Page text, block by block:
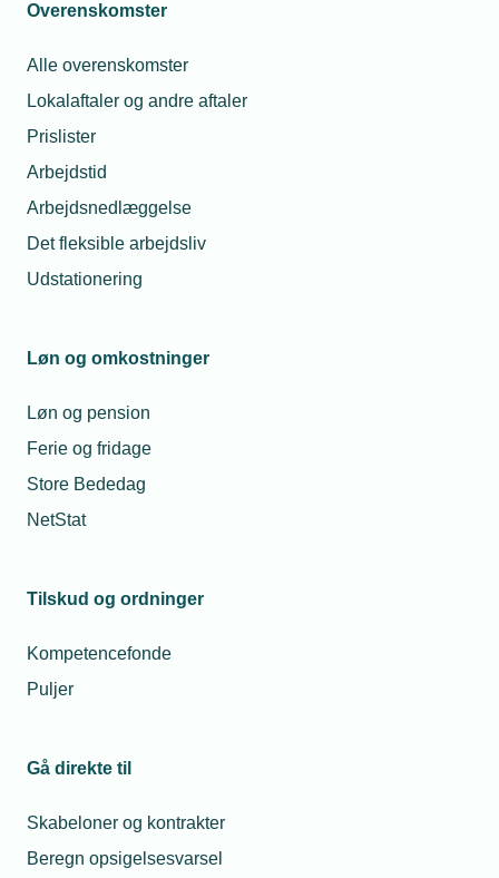
Overenskomster
Alle overenskomster
Lokalaftaler og andre aftaler
Prislister
Arbejdstid
Arbejdsnedlæggelse
Det fleksible arbejdsliv
Udstationering
Løn og omkostninger
Løn og pension
Ferie og fridage
Store Bededag
NetStat
Tilskud og ordninger
Kompetencefonde
Puljer
Gå direkte til
Skabeloner og kontrakter
Beregn opsigelsesvarsel
brugerprofil?
Du er altid velkommen til at kontakte
os.
Så sørger vi for at hjælpe dig godt
videre.
Telefon:43 43 60 00
Fredag fra kl. 08:00 til 15:00